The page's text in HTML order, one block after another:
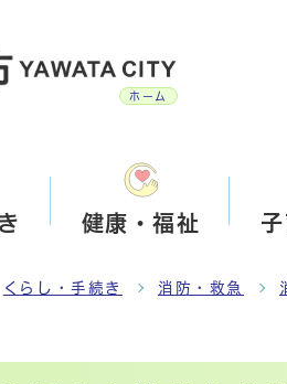
ホーム
健康・福祉
くらし・手続き 消防・救急